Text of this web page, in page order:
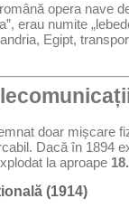
opera nave
erau numite
Egipt,
doar mișcare
Dacă în 1894
la aproape
(1914)